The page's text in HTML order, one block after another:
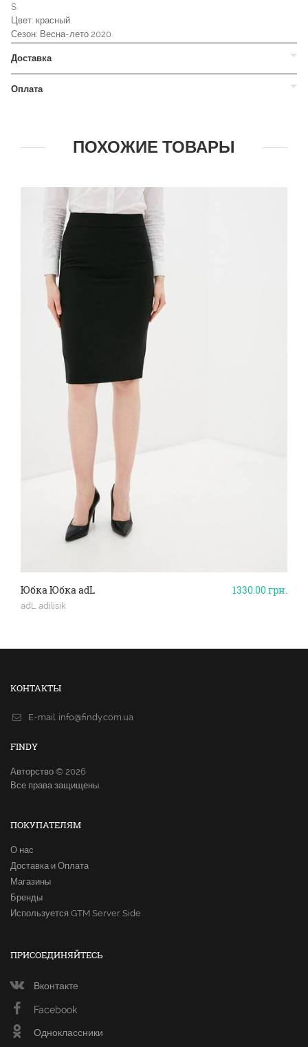
S.
Цвет: красный.
Сезон: Весна-лето 2020.
Доставка
Оплата
ПОХОЖИЕ ТОВАРЫ
1330.00грн.
Юбка Юбка adL
adL adilisik
КОНТАКТЫ
E-mail. info@findy.com.ua
FINDY
Авторство © 2026
Все права защищены.
ПОКУПАТЕЛЯМ
О нас
Доставка и Оплата
Магазины
Бренды
Используется GTM Server Side
ПРИСОЕДИНЯЙТЕСЬ
Вконтакте
Facebook
Одноклассники